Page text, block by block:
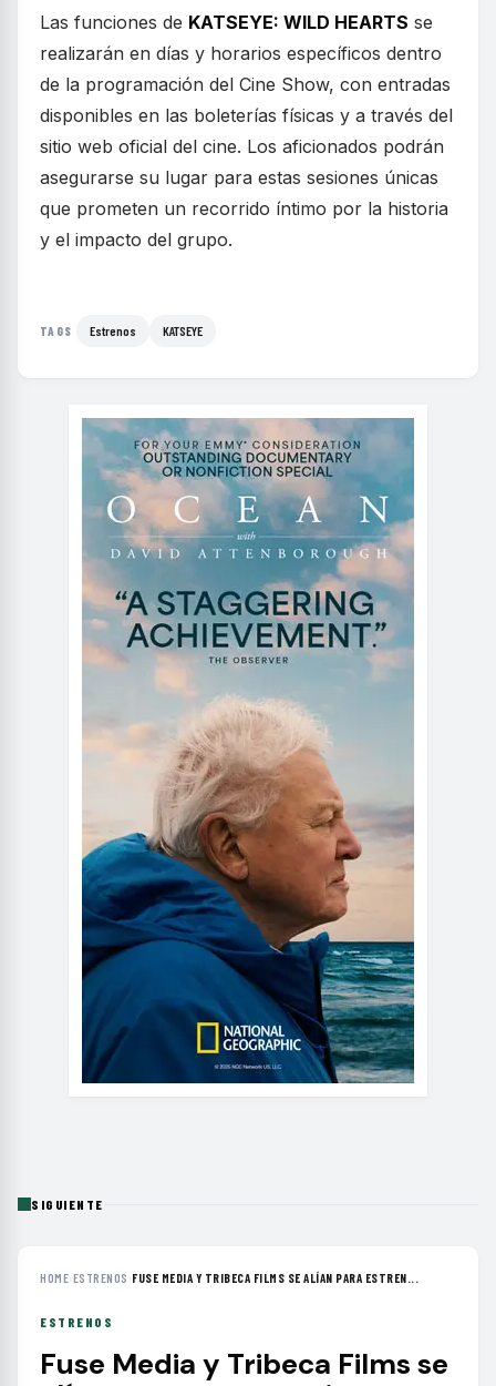
Las funciones de KATSEYE: WILD HEARTS se
realizarán en días y horarios específicos dentro
de la programación del Cine Show, con entradas
disponibles en las boleterías físicas y a través del
sitio web oficial del cine. Los aficionados podrán
asegurarse su lugar para estas sesiones únicas
que prometen un recorrido íntimo por la historia
y el impacto del grupo.
TAGS Estrenos KATSEYE
SIGUIENTE
HOME›ESTRENOS ›FUSE MEDIA Y TRIBECA FILMS SE ALÍAN PARA ESTREN...
ESTRENOS
Fuse Media y Tribeca Films se